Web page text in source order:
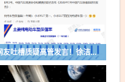
网友吐槽质疑高管发言！徐洁云回应“孩go”言论争议：是小米用户宠物名